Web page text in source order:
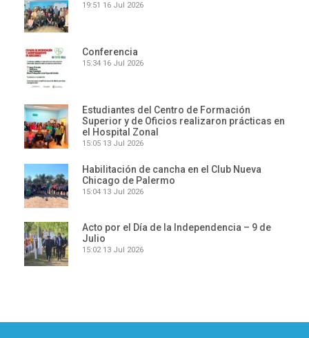
19:51 16 Jul 2026
Conferencia
15:34 16 Jul 2026
Estudiantes del Centro de Formación
Superior y de Oficios realizaron prácticas en
el Hospital Zonal
15:05 13 Jul 2026
Habilitación de cancha en el Club Nueva
Chicago de Palermo
15:04 13 Jul 2026
Acto por el Día de la Independencia – 9 de
Julio
15:02 13 Jul 2026